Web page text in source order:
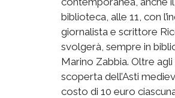
biblioteca, alle 11, con
giornalista e scrittore
svolgerà, sempre in
Marino Zabbia. Oltre
scoperta dell’Asti
costo di 10 euro